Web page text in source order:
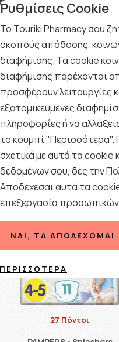
Αρχική / Εταιρίες /
Ταξινόμηση
27 Πόντοι
Ρυθμίσεις Cookie
Το Touriki Pharmacy σου
σκοπούς απόδοσης,
διαφήμισης. Τα cookie
διαφήμισης παρέχονται
προσφέρουν λειτουργίες
εξατομικευμένες
πληροφορίες ή να
το κουμπί "Περισσότερα".
σχετικά με αυτά τα cookie
δεδομένων σου, δες την
Αποδέχεσαι αυτά τα
επεξεργασία
ΝΑΙ, ΤΑ ΑΠΟΔΈΧΟΜΑΙ
ΠΕΡΙΣΣΌΤΕΡΑ